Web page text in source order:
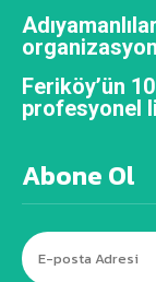
Feriköy’ün
profesyonel
Abone Ol